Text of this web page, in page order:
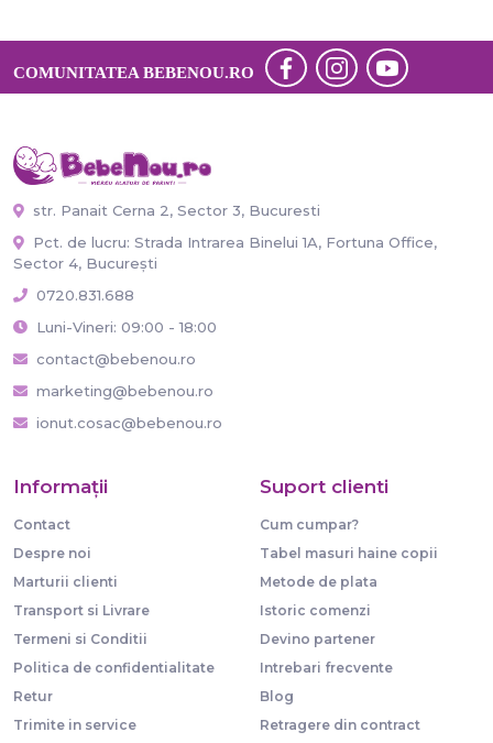
COMUNITATEA BEBENOU.RO
str. Panait Cerna 2, Sector 3, Bucuresti
Pct. de lucru: Strada Intrarea Binelui 1A, Fortuna Office,
Sector 4, București
0720.831.688
Luni-Vineri: 09:00 - 18:00
contact@bebenou.ro
marketing@bebenou.ro
ionut.cosac@bebenou.ro
Informaţii
Contact
Despre noi
Marturii clienti
Transport si Livrare
Termeni si Conditii
Politica de confidentialitate
Retur
Trimite in service
Suport clienti
Cum cumpar?
Tabel masuri haine copii
Metode de plata
Istoric comenzi
Devino partener
Intrebari frecvente
Blog
Retragere din contract